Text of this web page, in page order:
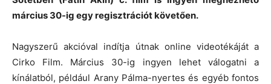
március 30-ig egy regisztrációt követően.
Nagyszerű akcióval indítja útnak online videotékáját a
Cirko Film. Március 30-ig ingyen lehet válogatni a
kínálatból, például Arany Pálma-nyertes és egyéb fontos